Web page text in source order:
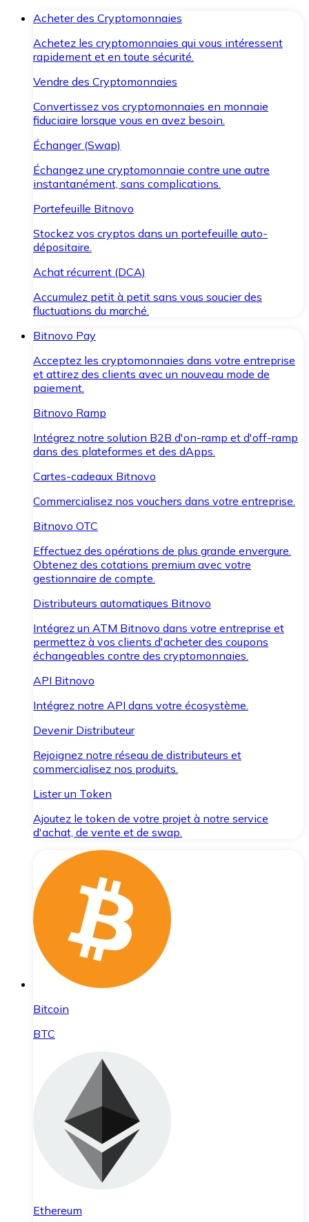
Acheter des Cryptomonnaies
Achetez les cryptomonnaies qui vous intéressent
rapidement et en toute sécurité.
Vendre des Cryptomonnaies
Convertissez vos cryptomonnaies en monnaie
fiduciaire lorsque vous en avez besoin.
Échanger (Swap)
Échangez une cryptomonnaie contre une autre
instantanément, sans complications.
Portefeuille Bitnovo
Stockez vos cryptos dans un portefeuille auto-
dépositaire.
Achat récurrent (DCA)
Accumulez petit à petit sans vous soucier des
fluctuations du marché.
Bitnovo Pay
Acceptez les cryptomonnaies dans votre entreprise
et attirez des clients avec un nouveau mode de
paiement.
Bitnovo Ramp
Intégrez notre solution B2B d'on-ramp et d'off-ramp
dans des plateformes et des dApps.
Cartes-cadeaux Bitnovo
Commercialisez nos vouchers dans votre entreprise.
Bitnovo OTC
Effectuez des opérations de plus grande envergure.
Obtenez des cotations premium avec votre
gestionnaire de compte.
Distributeurs automatiques Bitnovo
Intégrez un ATM Bitnovo dans votre entreprise et
permettez à vos clients d'acheter des coupons
échangeables contre des cryptomonnaies.
API Bitnovo
Intégrez notre API dans votre écosystème.
Devenir Distributeur
Rejoignez notre réseau de distributeurs et
commercialisez nos produits.
Lister un Token
Ajoutez le token de votre projet à notre service
d'achat, de vente et de swap.
Bitcoin
BTC
Ethereum